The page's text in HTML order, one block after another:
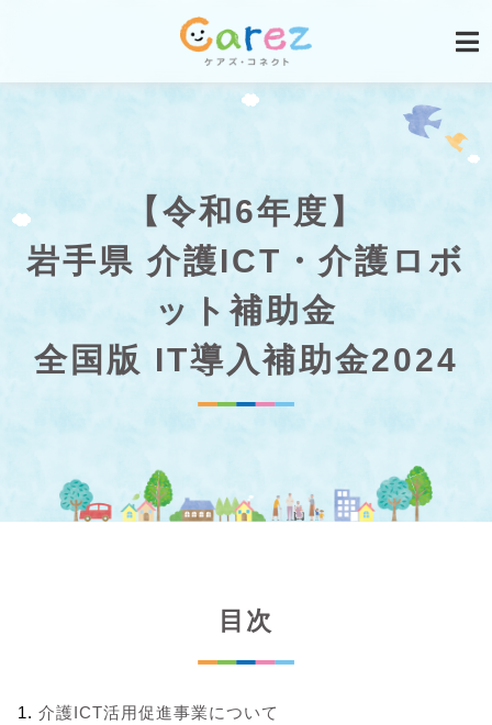
【令和6年度】
岩手県 介護ICT・介護ロボ
ット補助金
全国版 IT導入補助金2024
目次
介護ICT活用促進事業について